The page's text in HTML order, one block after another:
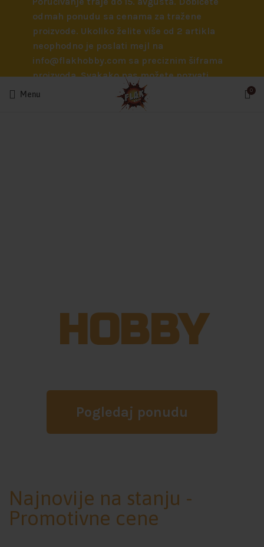
odmah ponudu sa cenama za tražene
proizvode. Ukoliko želite više od 2 artikla
neophodno je poslati mejl na
info@flakhobby.com sa preciznim šiframa
proizvoda. Svakako nas možete pozvati
telefonom na broj 0641129145 ukoliko je
potrebna pomoć oko odabira.
Menu 0
HOBBY
Pogledaj ponudu
Najnovije na stanju -
Promotivne cene